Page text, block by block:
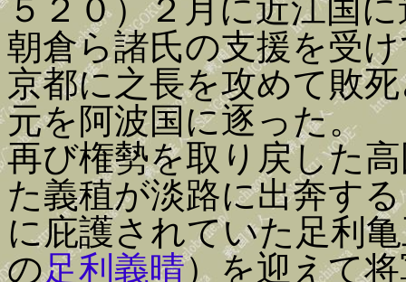
５２０）２月に近江国
朝倉ら諸氏の支援を受
京都に之長を攻めて敗
元を阿波国に逐った。
再び権勢を取り戻した
た義稙が淡路に出奔す
に庇護されていた足利
の足利義晴）を迎えて